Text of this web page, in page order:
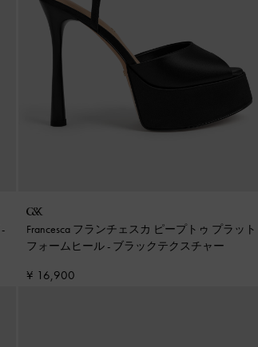
-
Francesca フランチェスカ ピープトゥ プラット
フォームヒール - ブラックテクスチャー
¥ 16,900